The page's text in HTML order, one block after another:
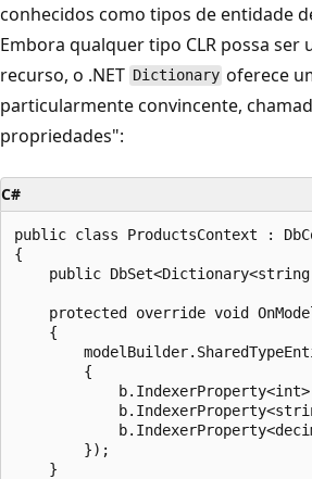
conhecidos como tipos de entidade
Embora qualquer tipo CLR possa ser
recurso, o .NET Dictionary oferece
particularmente convincente,
propriedades":
C#
public class ProductsContext :
{
public
protected override void
    {
        {
        });
    }